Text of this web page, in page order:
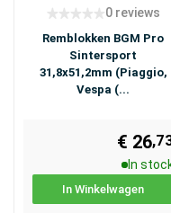
0 reviews
Remblokken BGM Pro
Sintersport
31,8x51,2mm (Piaggio,
Vespa (...
€ 26
In
In Winkelwagen